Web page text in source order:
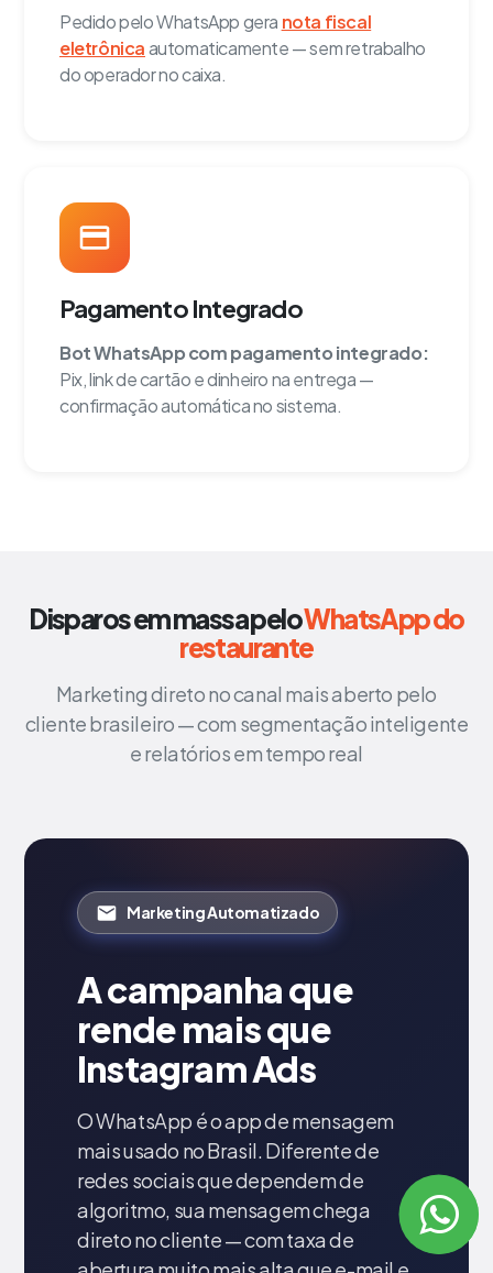
Pedido pelo WhatsApp gera nota fiscal
eletrônicaautomaticamente — sem retrabalho
do operador no caixa.
Pagamento Integrado
Bot WhatsApp com pagamento integrado:
Pix, link de cartão e dinheiro na entrega —
confirmação automática no sistema.
Disparos em massa peloWhatsApp do
restaurante
Marketing direto no canal mais aberto pelo
cliente brasileiro — com segmentação inteligente
e relatórios em tempo real
Marketing Automatizado
A campanha que
rende mais que
Instagram Ads
O WhatsApp é o app de mensagem
mais usado no Brasil. Diferente de
redes sociais que dependem de
algoritmo, sua mensagem chega
direto no cliente — com taxa de